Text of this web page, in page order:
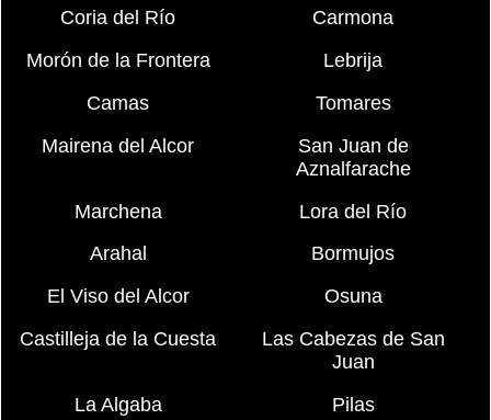
Coria del Río
Carmona
Morón de la Frontera
Lebrija
Camas
Tomares
Mairena del Alcor
San Juan de
Aznalfarache
Marchena
Lora del Río
Arahal
Bormujos
El Viso del Alcor
Osuna
Castilleja de la Cuesta
Las Cabezas de San
Juan
La Algaba
Pilas